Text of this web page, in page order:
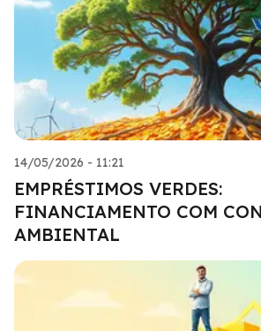
14/05/2026 - 11:21
EMPRÉSTIMOS VERDES:
FINANCIAMENTO COM
AMBIENTAL